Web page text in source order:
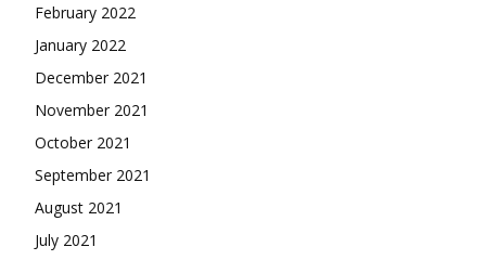
February 2022
January 2022
December 2021
November 2021
October 2021
September 2021
August 2021
July 2021